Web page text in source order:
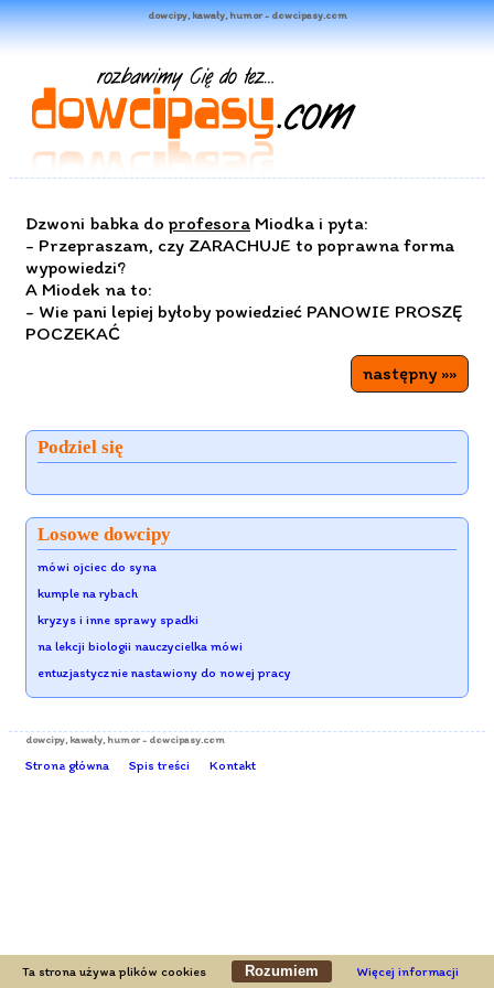
dowcipy, kawały, humor - dowcipasy.com
Dzwoni babka do profesora Miodka i pyta:
- Przepraszam, czy ZARACHUJE to poprawna forma
wypowiedzi?
A Miodek na to:
- Wie pani lepiej byłoby powiedzieć PANOWIE PROSZĘ
POCZEKAĆ
następny »»
Podziel się
Losowe dowcipy
mówi ojciec do syna
kumple na rybach
kryzys i inne sprawy spadki
na lekcji biologii nauczycielka mówi
entuzjastycznie nastawiony do nowej pracy
dowcipy, kawały, humor - dowcipasy.com
Strona główna Spis treści Kontakt
Ta strona używa plików cookies Rozumiem Więcej informacji